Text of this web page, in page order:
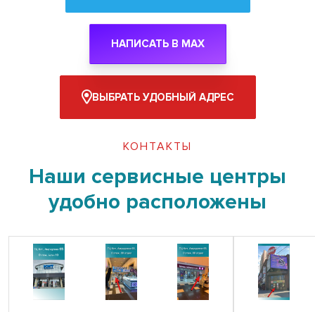
НАПИСАТЬ В MAX
ВЫБРАТЬ УДОБНЫЙ АДРЕС
КОНТАКТЫ
Наши сервисные центры
удобно расположены